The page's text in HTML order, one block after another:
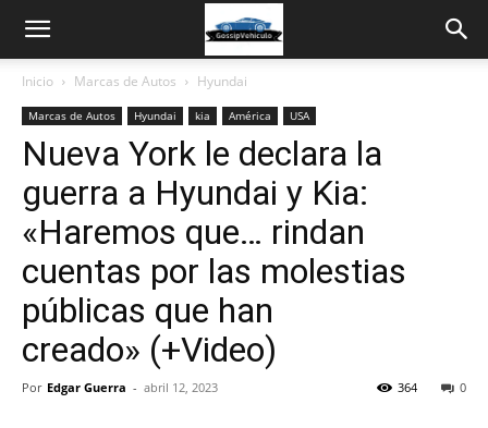
Inicio Marcas de Autos Hyundai
Marcas de Autos Hyundai kia América USA
Nueva York le declara la
guerra a Hyundai y Kia:
«Haremos que… rindan
cuentas por las molestias
públicas que han
creado» (+Video)
Por Edgar Guerra - abril 12, 2023 0
364